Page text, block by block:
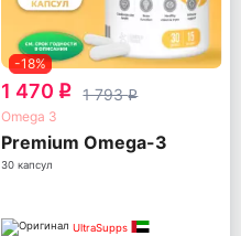
-18%
1 470 q 1 793q
Omega 3
Premium Omega-3
30 капсул
UltraSupps